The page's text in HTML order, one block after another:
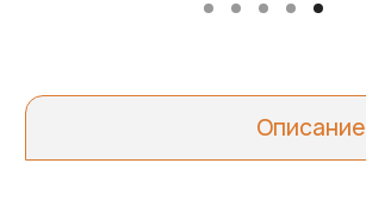
Описание